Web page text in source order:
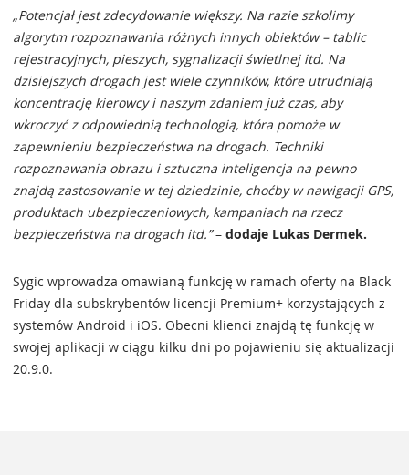
„Potencjał jest zdecydowanie większy. Na razie szkolimy
algorytm rozpoznawania różnych innych obiektów – tablic
rejestracyjnych, pieszych, sygnalizacji świetlnej itd. Na
dzisiejszych drogach jest wiele czynników, które utrudniają
koncentrację kierowcy i naszym zdaniem już czas, aby
wkroczyć z odpowiednią technologią, która pomoże w
zapewnieniu bezpieczeństwa na drogach. Techniki
rozpoznawania obrazu i sztuczna inteligencja na pewno
znajdą zastosowanie w tej dziedzinie, choćby w nawigacji GPS,
produktach ubezpieczeniowych, kampaniach na rzecz
bezpieczeństwa na drogach itd.”– dodaje Lukas Dermek.
Sygic wprowadza omawianą funkcję w ramach oferty na Black
Friday dla subskrybentów licencji Premium+ korzystających z
systemów Android i iOS. Obecni klienci znajdą tę funkcję w
swojej aplikacji w ciągu kilku dni po pojawieniu się aktualizacji
20.9.0.